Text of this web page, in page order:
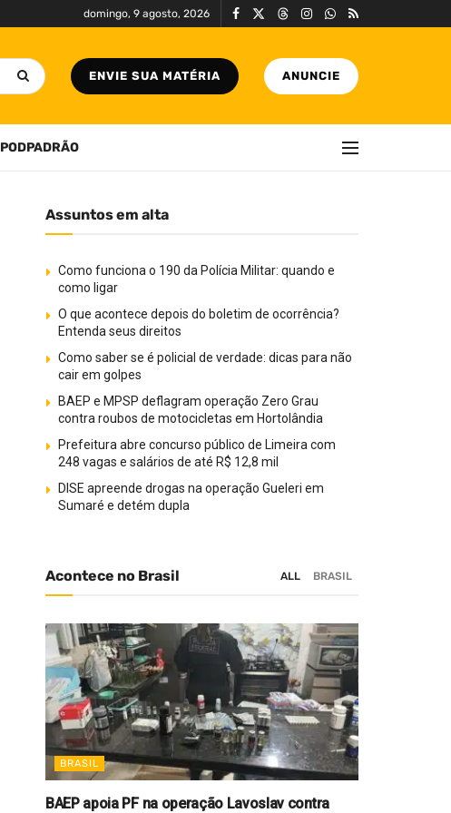
domingo, 9 agosto, 2026
ENVIE SUA MATÉRIA ANUNCIE
PODPADRÃO
Assuntos em alta
Como funciona o 190 da Polícia Militar: quando e
como ligar
O que acontece depois do boletim de ocorrência?
Entenda seus direitos
Como saber se é policial de verdade: dicas para não
cair em golpes
BAEP e MPSP deflagram operação Zero Grau
contra roubos de motocicletas em Hortolândia
Prefeitura abre concurso público de Limeira com
248 vagas e salários de até R$ 12,8 mil
DISE apreende drogas na operação Gueleri em
Sumaré e detém dupla
Acontece no Brasil ALL BRASIL
BRASIL
BAEP apoia PF na operação Lavoslav contra